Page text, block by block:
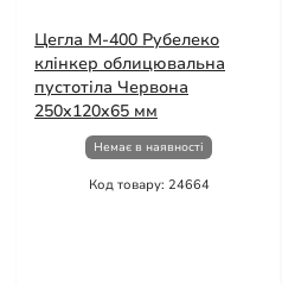
Цегла М-400 Рубелеко
клінкер облицювальна
пустотіла Червона
250x120x65 мм
Немає в наявності
Код товару: 24664